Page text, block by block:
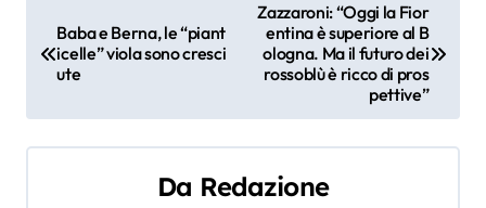
a
i
Baba e Berna, le “piant
icelle” viola sono cresci
ute
Zazzaroni: “Oggi la Fior
entina è superiore al B
ologna. Ma il futuro dei
rossoblù è ricco di pros
pettive”
Da Redazione